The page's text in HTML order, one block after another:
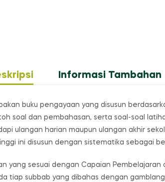
Informasi Tambahan
buku pengayaan yang disusun
soal dan pembahasan, serta soal-soal
ulangan harian maupun ulangan akhir
ini disusun dengan sistematika sebagai
yang sesuai dengan Capaian Pembelajaran
tiap subbab yang dibahas dengan